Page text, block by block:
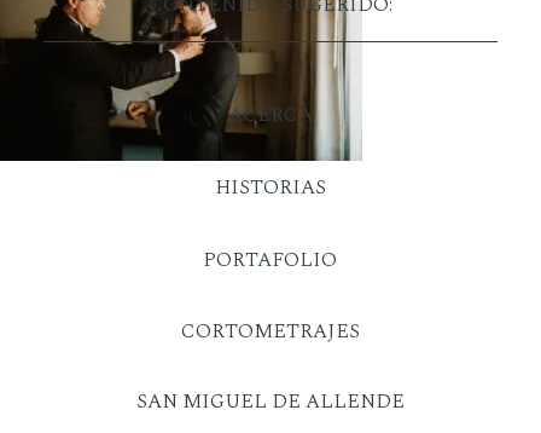
ACERCA
SAN MIGUEL DE ALLENDE
HISTORIAS
PORTAFOLIO
CORTOMETRAJES